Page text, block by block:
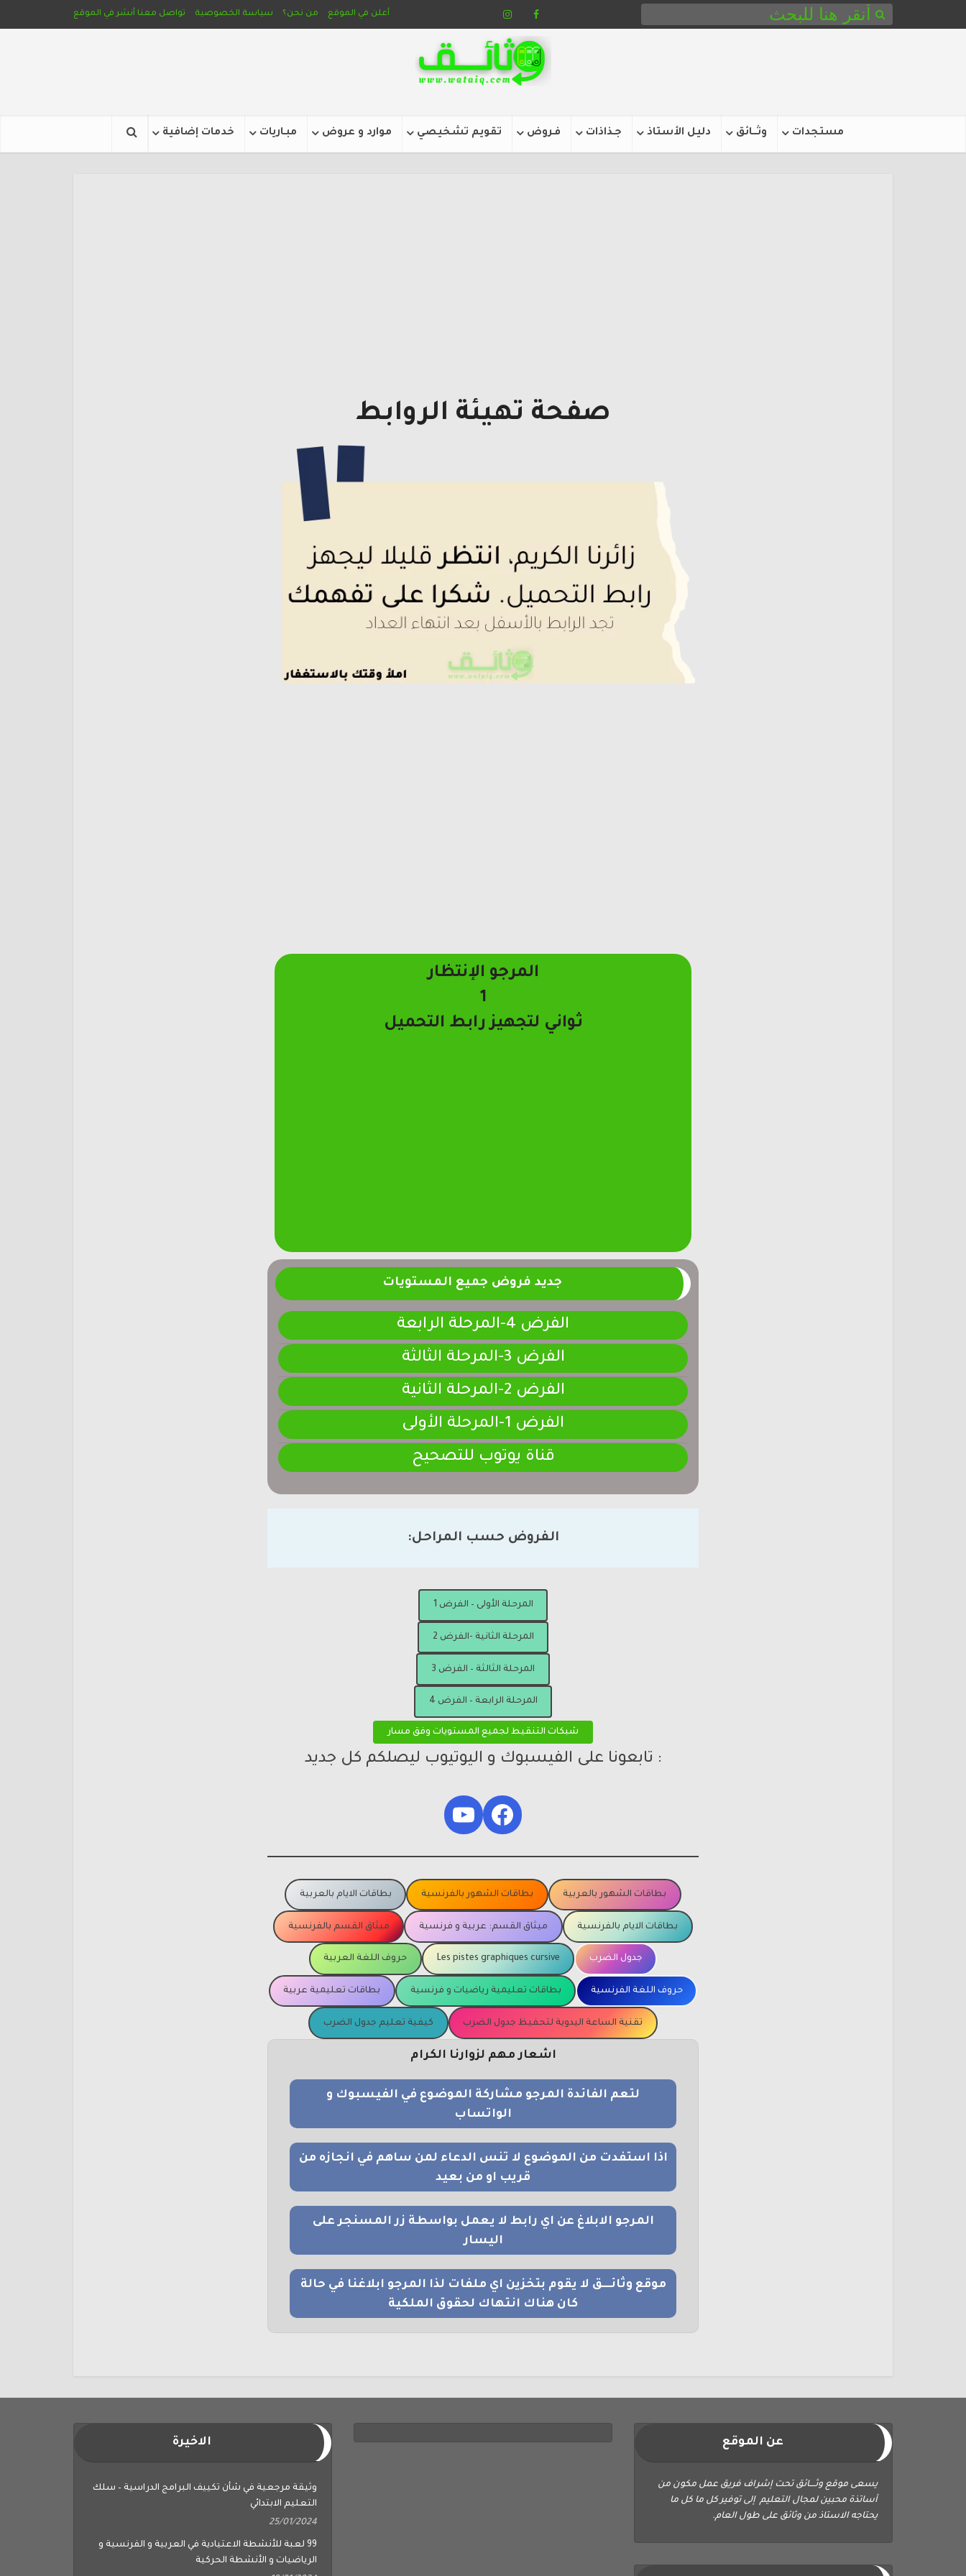
أعلن في الموقع من نحن؟ سياسة الخصوصية تواصل معنا أنشر في الموقع
مستجدات وثـــائق دليل الأستاذ جـذاذات فـروض تقويم تشخيصي موارد و عروض مبـاريات خدمات إضافية
صفحة تهيئة الروابط
تحميل الملف
جديد فروض جميع المستويات
الفرض 4-المرحلة الرابعة
الفرض 3-المرحلة الثالثة
الفرض 2-المرحلة الثانية
الفرض 1-المرحلة الأولى
قناة يوتوب للتصحيح
: تابعونا على الفيسبوك و اليوتيوب ليصلكم كل جديد
Facebook
YouTube
بطاقات الايام بالفرنسية ميثاق القسم: عربية و فرنسية ميثاق القسم بالفرنسية
Les pistes graphiques cursive حروف اللغة العربية
حروف اللغة الفرنسية بطاقات تعليمية رياضيات و فرنسية بطاقات تعليمية عربية
تقنية الساعة اليدوية لتحفيظ جدول الضرب كيفية تعليم جدول الضرب
اشعار مهم لزوارنا الكرام
الواتساب
قريب او من بعيد
اليسار
كان هناك انتهاك لحقوق الملكية
الاخيرة
التعليم الابتدائي
25/01/2024
99 لعبة للأنشطة الاعتيادية في العربية و الفرنسية و
الرياضيات و الأنشطة الحركية
18/01/2024
عن الموقع
يسعى موقع وثــــائق تحت إشراف فريق عمل مكون من
أساتذة محبين لمجال التعليم إلى توفير كل ما كل ما
يحتاجه الاستاذ من وثائق على طول العام.
ابحث في الموقع